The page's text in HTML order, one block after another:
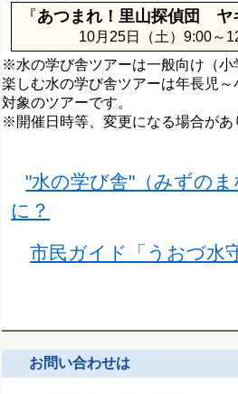
『あつまれ！里山探偵団
10月25日（土）9:00
※水の学び舎ツアーは一般向け（小
楽しむ水の学び舎ツアーは年長児
対象のツアーです。
※開催日時等、変更になる場合があ
"水の学び舎"（みずの
に？
市民ガイド「うおづ水
お問い合わせは